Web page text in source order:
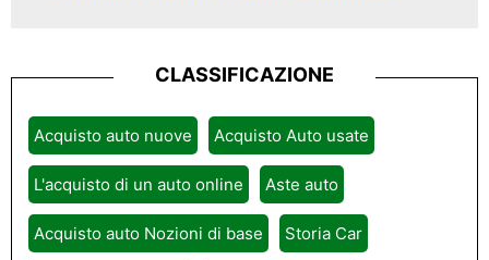
CLASSIFICAZIONE
Acquisto auto nuove Acquisto Auto usate
L'acquisto di un auto online Aste auto
Acquisto auto Nozioni di base Storia Car